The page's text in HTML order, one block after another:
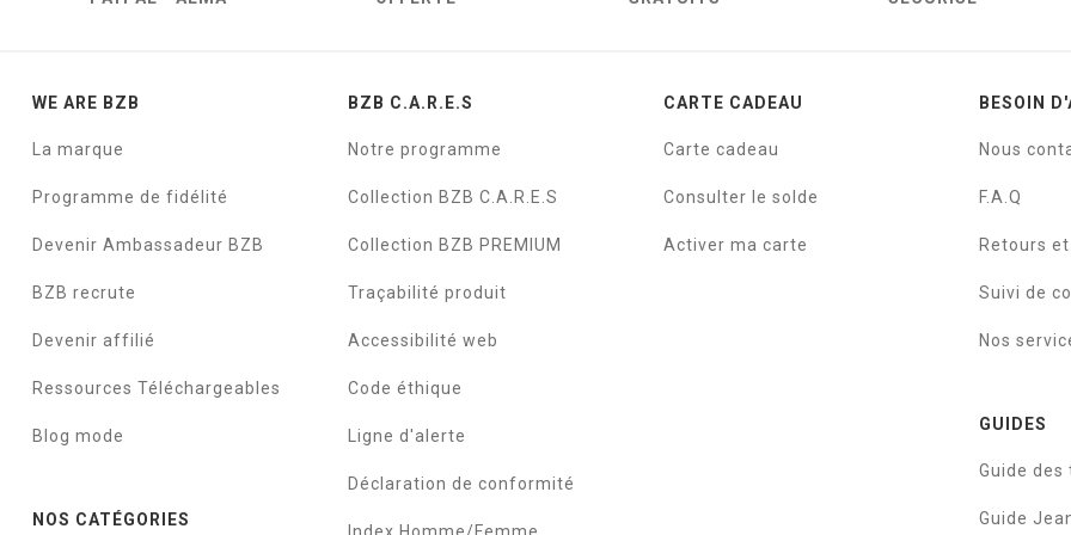
WE ARE BZB
La marque
Programme de fidélité
Devenir Ambassadeur BZB
BZB recrute
Devenir affilié
Ressources Téléchargeables
Blog mode
NOS CATÉGORIES
BZB C.A.R.E.S
Notre programme
Collection BZB C.A.R.E.S
Collection BZB PREMIUM
Traçabilité produit
Accessibilité web
Code éthique
Ligne d'alerte
Déclaration de conformité
Index Homme/Femme
CARTE CADEAU
Carte cadeau
Consulter le solde
Activer ma carte
BESOIN
Nous
F.A.Q
Retours
Suivi de
Nos
GUIDES
Guide des
Guide